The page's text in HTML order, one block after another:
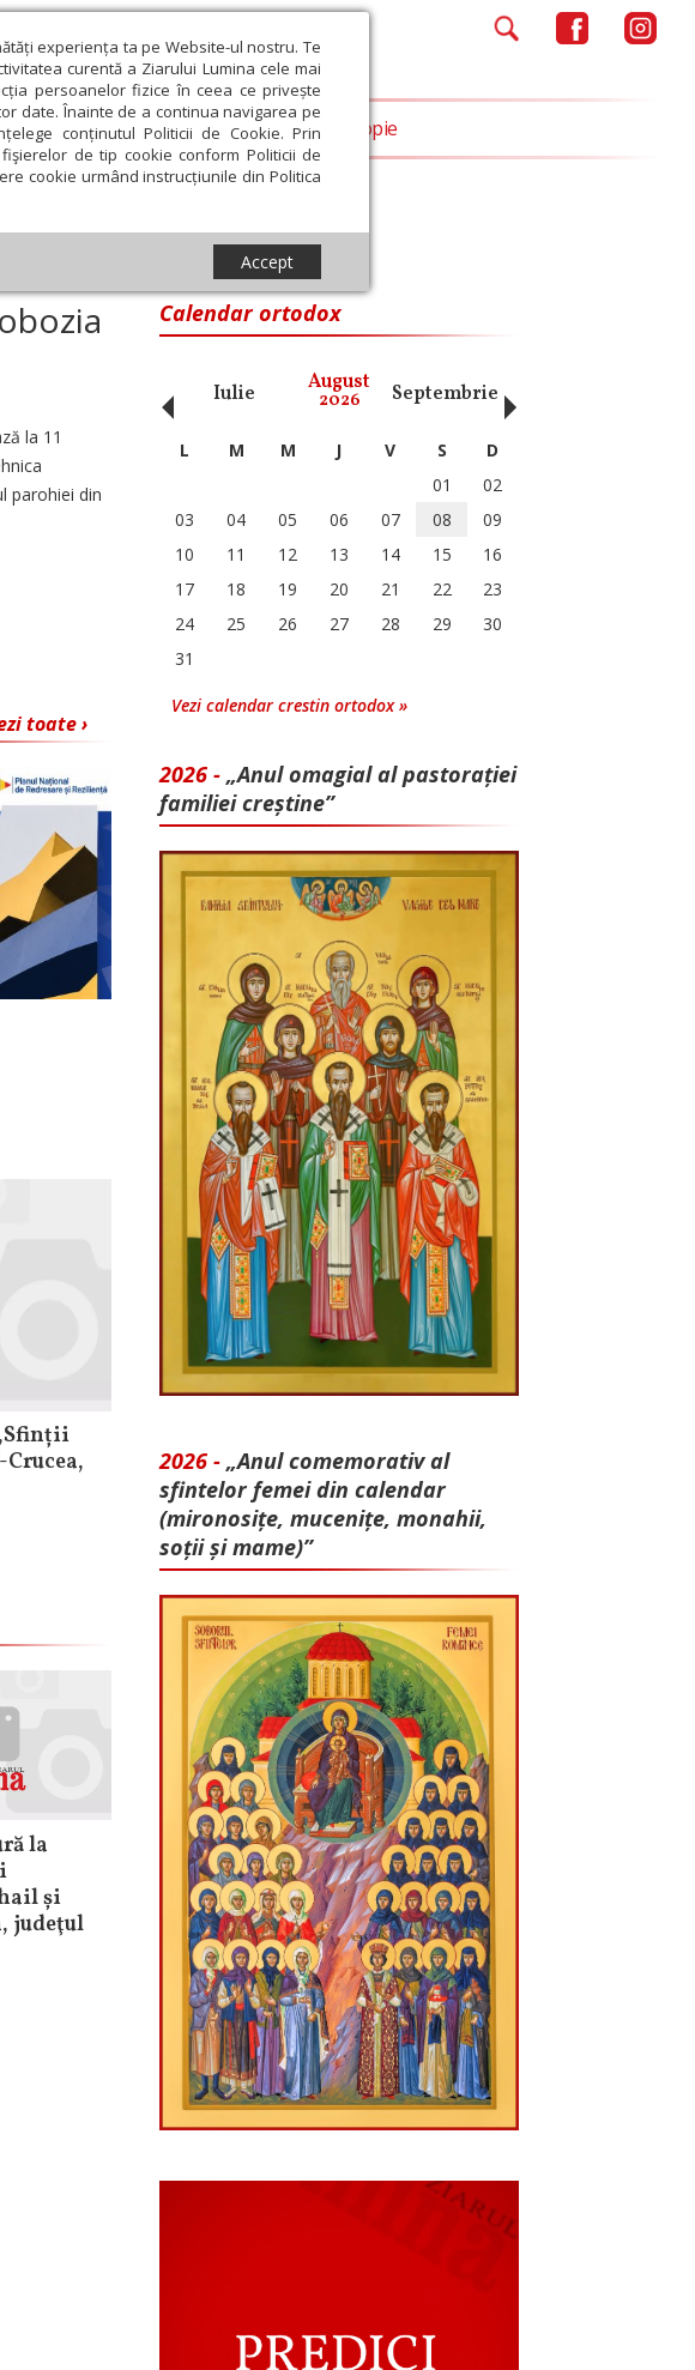
experiența ta pe Website-ul nostru. Te
curentă a Ziarului Lumina cele mai
persoanelor fizice în ceea ce privește
date. Înainte de a continua navigarea pe
conținutul Politicii de Cookie. Prin
de tip cookie conform Politicii de
cookie urmând instrucțiunile din Politica
Accept
Societate Opinii Filantropie
la 11
parohiei din
toate ›
la
și
judeţul
Calendar ortodox
Iulie August
2026 Septembrie Octombrie
‹ L M M J V S
D
01
02
03
04 05 06 07 08
09
10
11 12 13 14 15
16
17
18 19 20 21 22
23
24
25 26 27 28 29
30
31
Vezi calendar crestin ortodox »
2026 - „Anul omagial al pastorației
familiei creștine”
2026 - „Anul comemorativ al
sfintelor femei din calendar
(mironosițe, mu­cenițe, monahii,
soții și mame)”